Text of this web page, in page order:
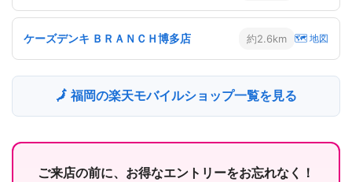
ケーズデンキ ＢＲＡＮＣＨ博多店 約2.6km 🗺 地図
🗾 福岡の楽天モバイルショップ一覧を見る
ご来店の前に、お得なエントリーをお忘れなく！